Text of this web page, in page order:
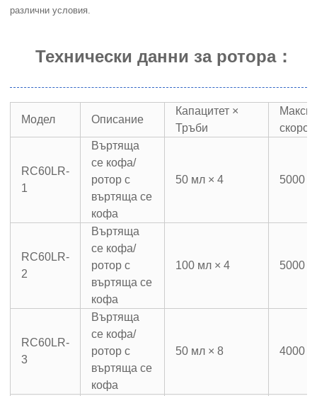
различни условия.
Технически данни за ротора：
Модел Описание
Капацитет ×
Тръби
RC60LR-
1
Въртяща
се кофа/
ротор с
въртяща се
кофа
50 мл × 4 5000
RC60LR-
2
Въртяща
се кофа/
ротор с
въртяща се
кофа
100 мл × 4 5000
RC60LR-
3
Въртяща
се кофа/
ротор с
въртяща се
кофа
50 мл × 8 4000